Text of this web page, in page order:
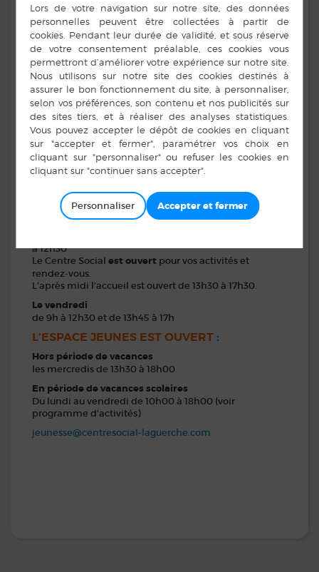
Animation enfance
ludoperisco@centresocial-laguerche.com
Animation famille
familles@centresocial-laguerche.com
Accueil
Halte garderie – Pause câlins
Consultations médicales infantiles
Massages bébés
NOS HORAIRES :
LE CENTRE SOCIAL EST OUVERT :
Du lundi au mercredi
de 9h à 12h30 et de 13h30 à 17h30
à 12h30
Le Centre Social est ouvert pour vos activités et
rendez-vous.
L’après midi l’accueil est ouvert de 13h30 à 17h30.
Le vendredi
de 9h à 12h30 et de 13h45 à 17h
L’ESPACE JEUNES EST OUVERT :
Hors période de vacances
les mercredis de 13h30 à 18h00
En période de vacances scolaires
Du lundi au vendredi de 10h00 à 18h00 (voir
programme d’activités)
jeunesse@centresocial-laguerche.com
Personnaliser